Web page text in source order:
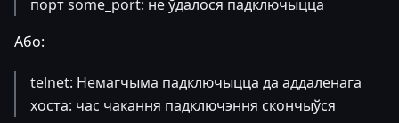
порт some_port: не ўдалося падключыцца
Або:
telnet: Немагчыма падключыцца да аддаленага
хоста: час чакання падключэння скончыўся